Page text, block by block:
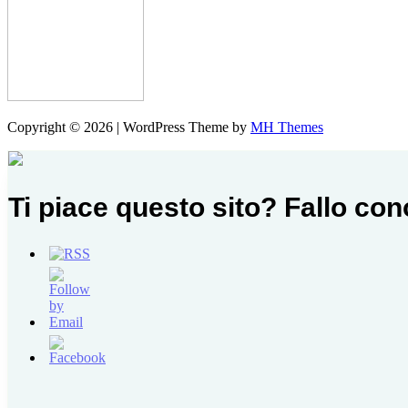
Copyright © 2026 | WordPress Theme by MH Themes
Ti piace questo sito? Fallo